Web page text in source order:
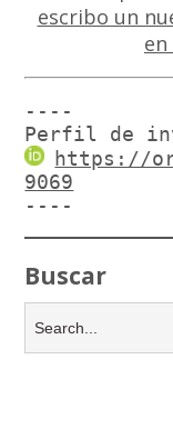
----
Perfil de
https://
9069
----
Buscar